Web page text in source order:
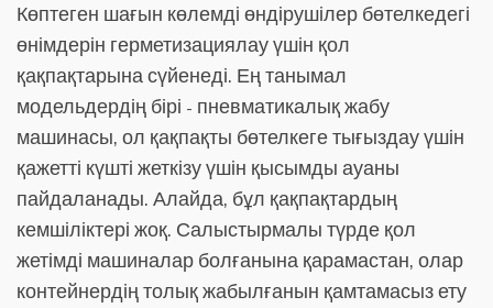
Көптеген шағын көлемді өндірушілер бөтелкедегі
өнімдерін герметизациялау үшін қол
қақпақтарына сүйенеді. Ең танымал
модельдердің бірі - пневматикалық жабу
машинасы, ол қақпақты бөтелкеге тығыздау үшін
қажетті күшті жеткізу үшін қысымды ауаны
пайдаланады. Алайда, бұл қақпақтардың
кемшіліктері жоқ. Салыстырмалы түрде қол
жетімді машиналар болғанына қарамастан, олар
контейнердің толық жабылғанын қамтамасыз ету